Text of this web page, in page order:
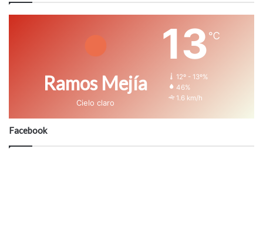
Ramos Mejía
Cielo claro
13 ℃
12º - 13º%
46%
1.6 km/h
Facebook